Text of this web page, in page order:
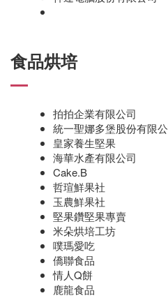
食品烘培
拍拍企業有限公司
統一聖娜多堡股份有限
皇家養生堅果
海華水產有限公司
Cake.B
哲瑄鮮果社
玉農鮮果社
堅果鑽堅果專賣
米朵烘培工坊
噗瑪愛吃
僑聯食品
情人Q餅
鹿龍食品